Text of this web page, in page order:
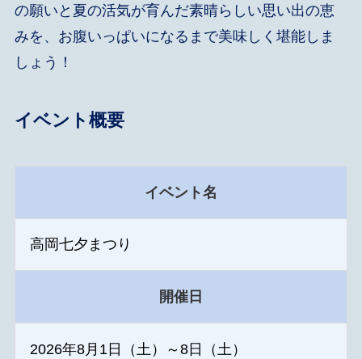
の願いと夏の活気が育んだ素晴らしい思い出の恵
みを、お腹いっぱいになるまで美味しく堪能しま
しょう！
イベント概要
イベント名
高岡七夕まつり
開催日
2026年8月1日（土）～8日（土）